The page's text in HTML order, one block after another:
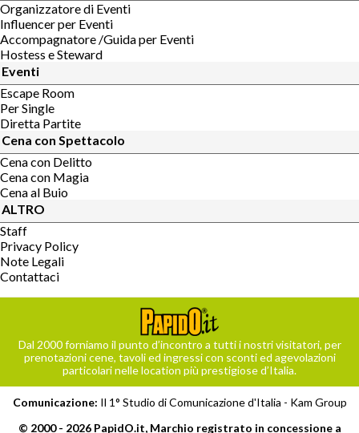
Organizzatore di Eventi
Influencer per Eventi
Accompagnatore /Guida per Eventi
Hostess e Steward
Eventi
Escape Room
Per Single
Diretta Partite
Cena con Spettacolo
Cena con Delitto
Cena con Magia
Cena al Buio
ALTRO
Staff
Privacy Policy
Note Legali
Contattaci
Dal 2000 forniamo il punto d’incontro a tutti i nostri visitatori, per
prenotazioni cene, tavoli ed ingressi con sconti ed agevolazioni
particolari nelle location più prestigiose d’Italia.
Comunicazione: Il 1° Studio di Comunicazione d'Italia - Kam Group
© 2000 - 2026 PapidO.it, Marchio registrato in concessione a